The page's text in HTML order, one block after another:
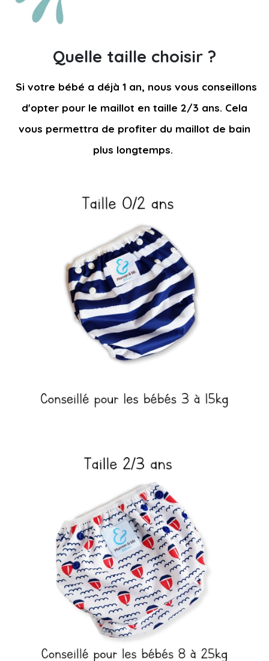
Quelle taille choisir ?
Si votre bébé a déjà 1 an, nous vous conseillons
d'opter pour le maillot en taille 2/3 ans. Cela
vous permettra de profiter du maillot de bain
plus longtemps.